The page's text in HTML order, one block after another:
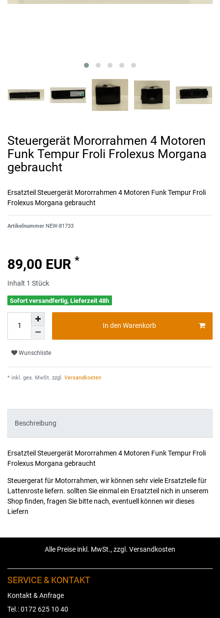
Steuergerät Mororrahmen 4 Motoren
Funk Tempur Froli Frolexus Morgana
gebraucht
Ersatzteil Steuergerät Mororrahmen 4 Motoren Funk Tempur Froli
Frolexus Morgana gebraucht
Artikelnummer NEW-81733
89,00 EUR *
Inhalt 1 Stück
Sofort versandfertig, Lieferzeit 48h
In den Warenkorb
Wunschliste
* inkl. ges. MwSt. zzgl. Versandkosten
Beschreibung
Ersatzteil Steuergerät Mororrahmen 4 Motoren Funk Tempur Froli
Frolexus Morgana gebraucht
Steuergerat für Motorrahmen, wir können sehr viele Ersatzteile für
Lattenroste liefern. sollten Sie einmal ein Ersatzteil nich in unserem
Shop finden, fragen Sie bitte nach, eventuell können wir dieses
Liefern
Alle Preise inkl. MwSt., zzgl. Versandkosten
SERVICE & KONTAKT
Kontakt & Anfrage
Tel.: 0172 625 10 40